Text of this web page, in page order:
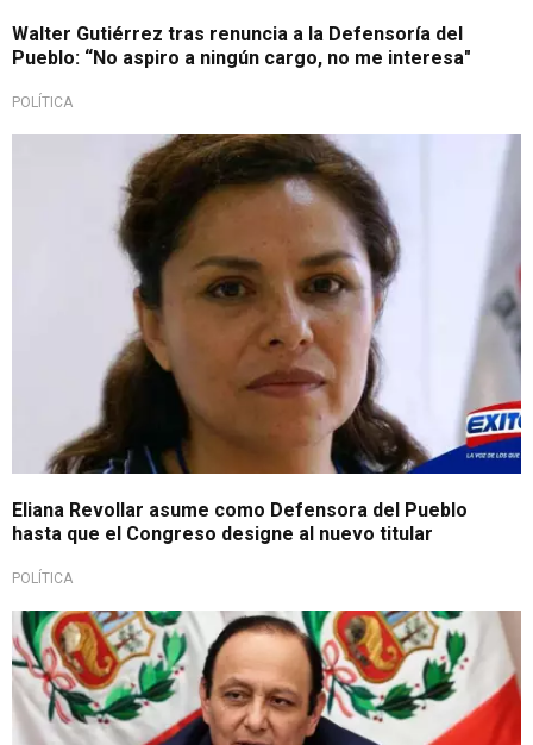
Walter Gutiérrez tras renuncia a la Defensoría del
Pueblo: “No aspiro a ningún cargo, no me interesa"
POLÍTICA
Eliana Revollar asume como Defensora del Pueblo
hasta que el Congreso designe al nuevo titular
POLÍTICA